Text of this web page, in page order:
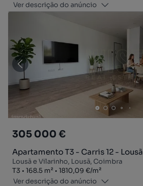
Ver descrição do anúncio
305 000 €
Apartamento T3 - Carris 12 - Lousã
Lousã e Vilarinho, Lousã, Coimbra
Tipologia
T3
Zona168.5 m²
Preço por metro quadrado
1810,09 €/m²
Ver descrição do anúncio